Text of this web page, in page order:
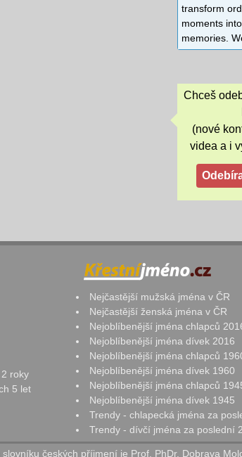
transform
moments
memories.
Chceš
(nové
videa a i
roky
5 let
Nejčastější mužská jména v ČR
Nejčastější ženská jména v ČR
Nejoblíbenější jména chlapců
Nejoblíbenější jména dívek 2016
Nejoblíbenější jména chlapců
Nejoblíbenější jména dívek 1960
Nejoblíbenější jména chlapců
Nejoblíbenější jména dívek 1945
Trendy - chlapecká jména za
Trendy - dívčí jména za poslední
českých příjmení je Prof. PhDr. Dobrava